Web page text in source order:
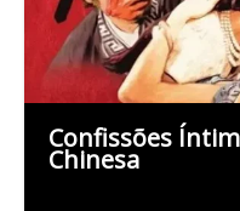
Confissões
Chinesa